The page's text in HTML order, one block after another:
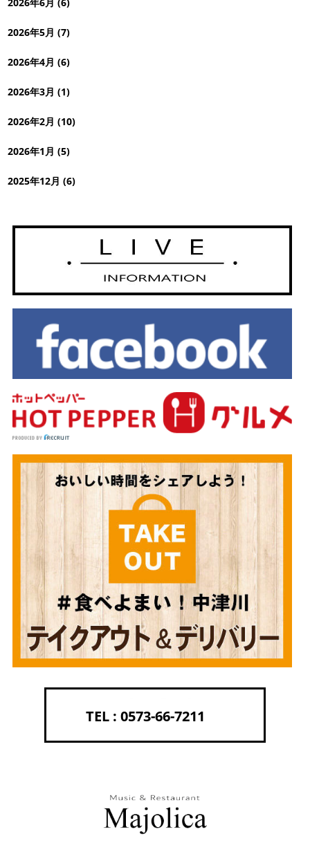
2026年6月 (6)
2026年5月 (7)
2026年4月 (6)
2026年3月 (1)
2026年2月 (10)
2026年1月 (5)
2025年12月 (6)
0573-66-7211